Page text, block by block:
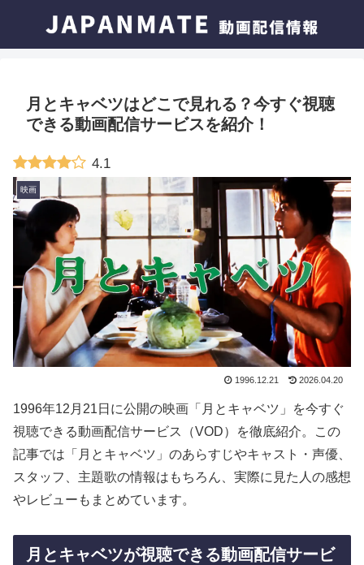
月とキャベツはどこで見れる？今すぐ視聴
できる動画配信サービスを紹介！
4.1
映画
1996.12.21 2026.04.20
1996年12月21日に公開の映画「月とキャベツ」を今すぐ
視聴できる動画配信サービス（VOD）を徹底紹介。この
記事では「月とキャベツ」のあらすじやキャスト・声優、
スタッフ、主題歌の情報はもちろん、実際に見た人の感想
やレビューもまとめています。
月とキャベツが視聴できる動画配信サービ